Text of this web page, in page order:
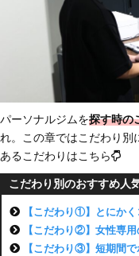
パーソナルジムを探す時の
れ。この章ではこだわり別
あるこだわりはこちら
こだわり別のおすすめ人
【こだわり①】とにか
【こだわり②】女性専
【こだわり③】短期間